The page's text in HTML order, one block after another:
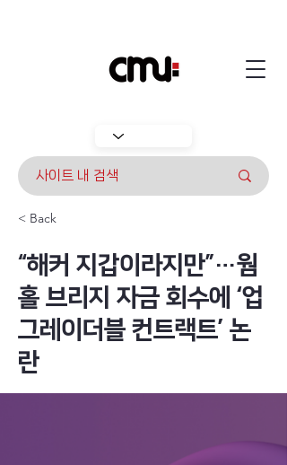
< Back
“해커 지갑이라지만”…웜
홀 브리지 자금 회수에 ‘업
그레이더블 컨트랙트’ 논
란